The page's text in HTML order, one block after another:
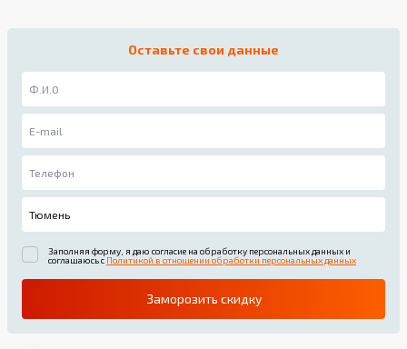
Оставьте свои данные
Заполняя форму, я даю согласие на обработку персональных данных и
соглашаюсь с Политикой в отношении обработки персональных данных
Заморозить скидку